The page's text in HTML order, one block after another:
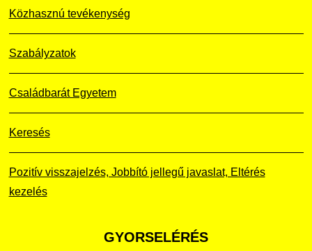
Közhasznú tevékenység
Szabályzatok
Családbarát Egyetem
Keresés
Pozitív visszajelzés, Jobbító jellegű javaslat, Eltérés
kezelés
GYORSELÉRÉS